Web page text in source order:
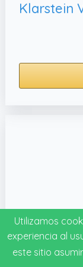
Utilizamos
experiencia al
este sitio